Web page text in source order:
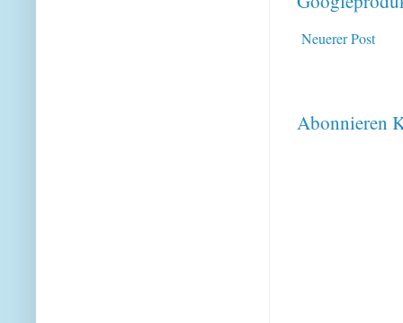
Neuerer Post
Abonnieren